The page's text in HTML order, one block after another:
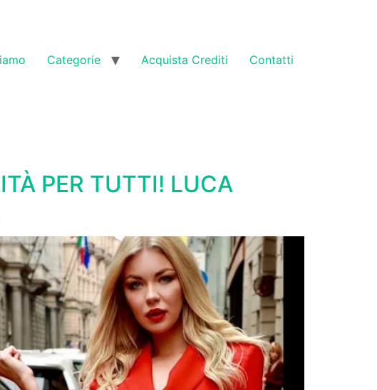
Categorie Acquista Crediti Contatti
PER TUTTI! LUCA